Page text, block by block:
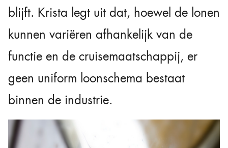
blijft. Krista legt uit dat, hoewel de lonen
kunnen variëren afhankelijk van de
functie en de cruisemaatschappij, er
geen uniform loonschema bestaat
binnen de industrie.